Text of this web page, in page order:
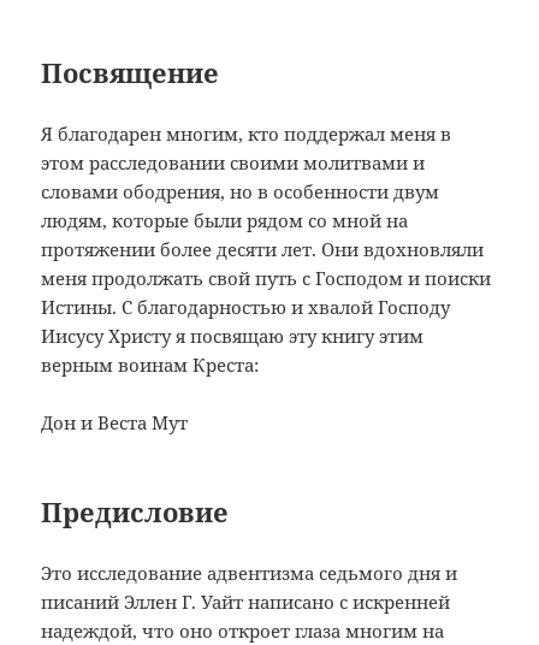
Посвящение
Я благодарен многим, кто поддержал меня в
этом расследовании своими молитвами и
словами ободрения, но в особенности двум
людям, которые были рядом со мной на
протяжении более десяти лет. Они вдохновляли
меня продолжать свой путь с Господом и поиски
Истины. С благодарностью и хвалой Господу
Иисусу Христу я посвящаю эту книгу этим
верным воинам Креста:
Дон и Веста Мут
Предисловие
Это исследование адвентизма седьмого дня и
писаний Эллен Г. Уайт написано с искренней
надеждой, что оно откроет глаза многим на